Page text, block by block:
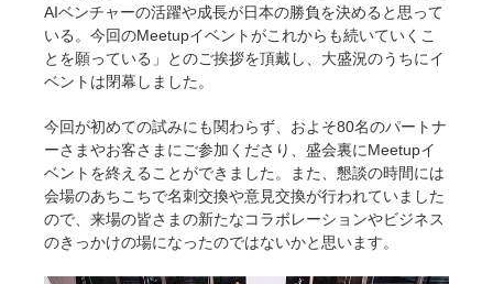
AIベンチャーの活躍や成長が日本の勝負を決めると思って
いる。今回のMeetupイベントがこれからも続いていくこ
とを願っている」とのご挨拶を頂戴し、大盛況のうちにイ
ベントは閉幕しました。
今回が初めての試みにも関わらず、およそ80名のパートナ
ーさまやお客さまにご参加くださり、盛会裏にMeetupイ
ベントを終えることができました。また、懇談の時間には
会場のあちこちで名刺交換や意見交換が行われていました
ので、来場の皆さまの新たなコラボレーションやビジネス
のきっかけの場になったのではないかと思います。